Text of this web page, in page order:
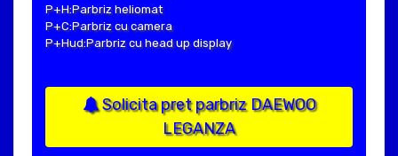
P+H:Parbriz heliomat
P+C:Parbriz cu camera
P+Hud:Parbriz cu head up display
Solicita pret parbriz DAEWOO
LEGANZA